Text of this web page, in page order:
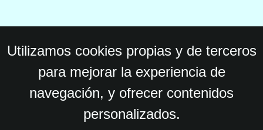
Utilizamos cookies propias y de terceros
para mejorar la experiencia de
navegación, y ofrecer contenidos
personalizados.